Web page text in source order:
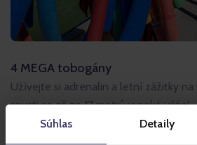
Súhlas Detaily
4 MEGA tobogány
Užívejte si adrenalin a letní zážitky na
spusti se až ze 17 metrů vysoké věže!